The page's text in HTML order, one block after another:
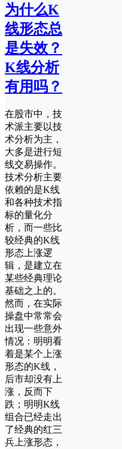
为什么K
线形态总
是失效？
K线分析
有用吗？
在股市中，技
术派主要以技
术分析为主，
大多是进行短
线交易操作。
技术分析主要
依赖的是K线
和各种技术指
标的量化分
析，而一些比
较经典的K线
形态上涨逻
辑，是建立在
某些经典理论
基础之上的。
然而，在实际
操盘中常常会
出现一些意外
情况：明明看
着是某个上涨
形态的K线，
后市却没有上
涨，反而下
跌；明明K线
组合已经走出
了经典的红三
兵上涨形态，